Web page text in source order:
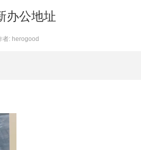
办公地址
者: herogood